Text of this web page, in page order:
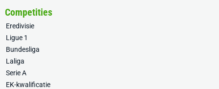
Competities
Eredivisie
Ligue 1
Bundesliga
Laliga
Serie A
EK-kwalificatie